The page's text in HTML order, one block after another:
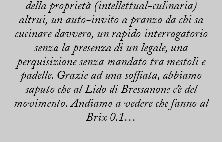
della proprietà (intellettual-culinaria)
altrui, un auto-invito a pranzo da chi sa
cucinare davvero, un rapido interrogatorio
senza la presenza di un legale, una
perquisizione senza mandato tra mestoli e
padelle. Grazie ad una soffiata, abbiamo
saputo che al Lido di Bressanone c’è del
movimento. Andiamo a vedere che fanno al
Brix 0.1…